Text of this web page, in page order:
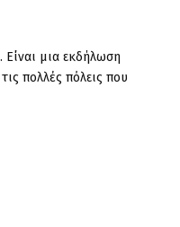
μια εκδήλωση
πολλές πόλεις που